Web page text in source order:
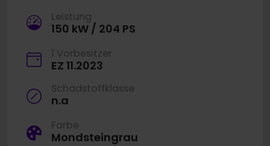
Leistung
150 kW / 204 PS
1 Vorbesitzer
EZ 11.2023
Schadstoffklasse
n.a
Farbe
Mondsteingrau